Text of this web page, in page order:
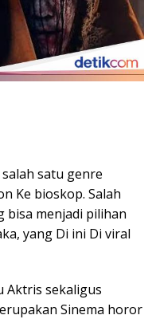
satu genre
Ke bioskop. Salah
bisa menjadi pilihan
yang Di ini Di viral
Aktris sekaligus
Sinema horor